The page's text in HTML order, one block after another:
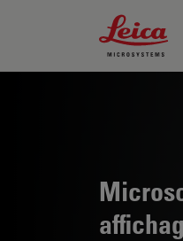
Leica